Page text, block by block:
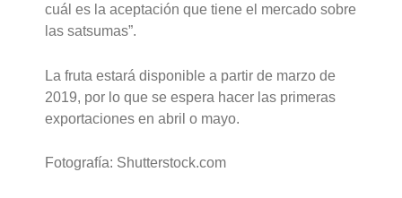
cuál es la aceptación que tiene el mercado sobre
las satsumas”.
La fruta estará disponible a partir de marzo de
2019, por lo que se espera hacer las primeras
exportaciones en abril o mayo.
Fotografía: Shutterstock.com